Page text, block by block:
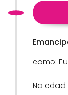
como:
Na edad